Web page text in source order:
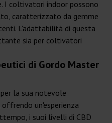
I coltivatori indoor possono
caratterizzato da gemme
L'adattabilità di questa
sia per coltivatori
di Gordo Master
la sua notevole
un'esperienza
i suoi livelli di CBD